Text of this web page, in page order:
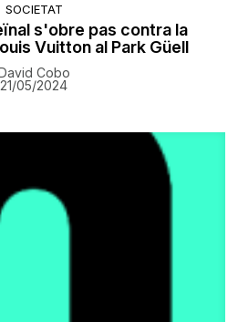
SOCIETAT
s'obre pas contra la
Vuitton al Park Güell
Cobo
21/05/2024